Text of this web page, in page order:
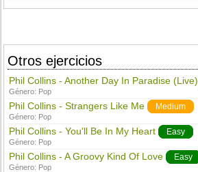
Otros ejercicios
Phil Collins - Another Day In Paradise (Live)
Género: Pop
Phil Collins - Strangers Like Me Medium
Género: Pop
Phil Collins - You'll Be In My Heart Easy
Género: Pop
Phil Collins - A Groovy Kind Of Love Easy
Género: Pop